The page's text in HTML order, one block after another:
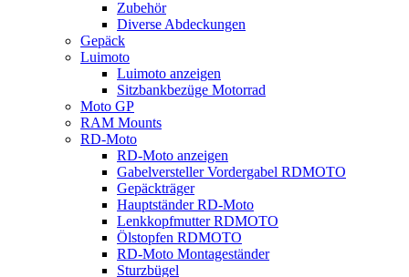
Zubehör
Diverse Abdeckungen
Gepäck
Luimoto
Luimoto anzeigen
Sitzbankbezüge Motorrad
Moto GP
RAM Mounts
RD-Moto
RD-Moto anzeigen
Gabelversteller Vordergabel RDMOTO
Gepäckträger
Hauptständer RD-Moto
Lenkkopfmutter RDMOTO
Ölstopfen RDMOTO
RD-Moto Montageständer
Sturzbügel